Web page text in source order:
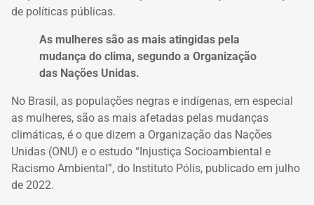
de políticas públicas.
As mulheres são as mais atingidas pela
mudança do clima, segundo a Organização
das Nações Unidas.
No Brasil, as populações negras e indígenas, em especial
as mulheres, são as mais afetadas pelas mudanças
climáticas, é o que dizem a Organização das Nações
Unidas (ONU) e o estudo “Injustiça Socioambiental e
Racismo Ambiental”, do Instituto Pólis, publicado em julho
de 2022.